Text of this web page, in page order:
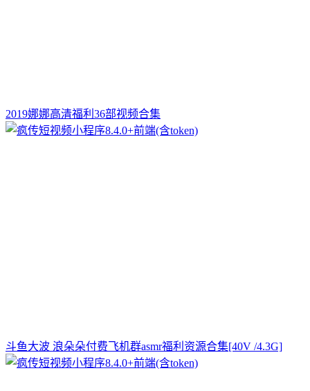
2019娜娜高清福利36部视频合集
斗鱼大波 浪朵朵付费飞机群asmr福利资源合集[40V /4.3G]